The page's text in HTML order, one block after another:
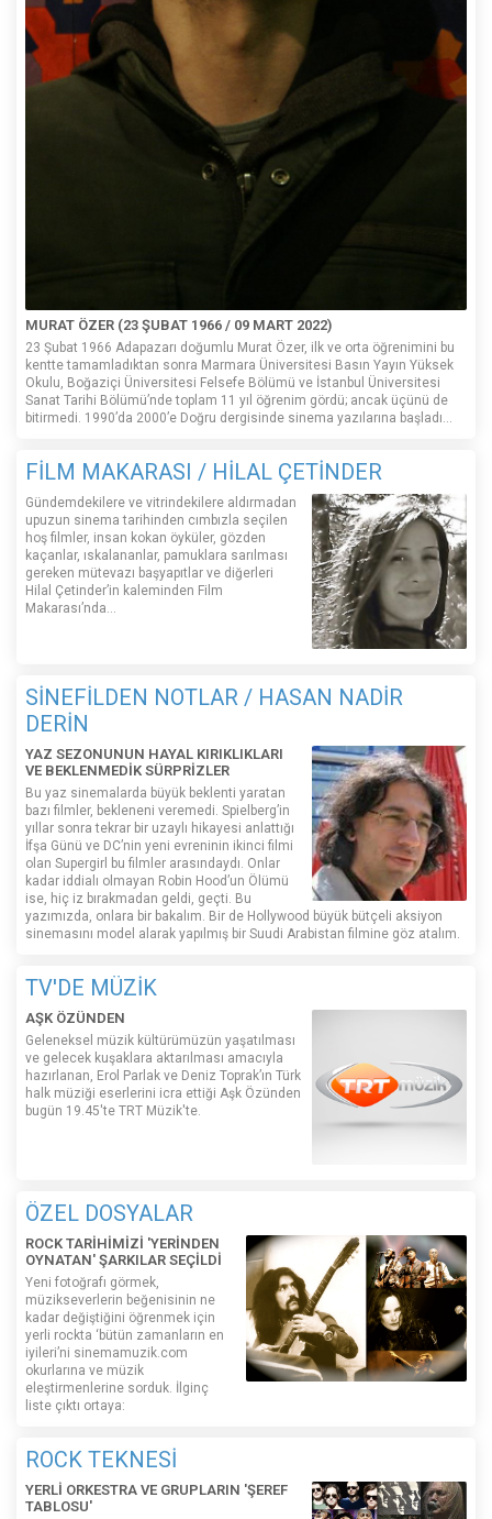
MURAT ÖZER (23 ŞUBAT 1966 / 09 MART 2022)
23 Şubat 1966 Adapazarı doğumlu Murat Özer, ilk ve orta öğrenimini bu
kentte tamamladıktan sonra Marmara Üniversitesi Basın Yayın Yüksek
Okulu, Boğaziçi Üniversitesi Felsefe Bölümü ve İstanbul Üniversitesi
Sanat Tarihi Bölümü’nde toplam 11 yıl öğrenim gördü; ancak üçünü de
bitirmedi. 1990’da 2000’e Doğru dergisinde sinema yazılarına başladı...
FİLM MAKARASI / HİLAL ÇETİNDER
Gündemdekilere ve vitrindekilere aldırmadan
upuzun sinema tarihinden cımbızla seçilen
hoş filmler, insan kokan öyküler, gözden
kaçanlar, ıskalananlar, pamuklara sarılması
gereken mütevazı başyapıtlar ve diğerleri
Hilal Çetinder’in kaleminden Film
Makarası’nda…
SİNEFİLDEN NOTLAR / HASAN NADİR
DERİN
YAZ SEZONUNUN HAYAL KIRIKLIKLARI
VE BEKLENMEDİK SÜRPRİZLER
Bu yaz sinemalarda büyük beklenti yaratan
bazı filmler, bekleneni veremedi. Spielberg’in
yıllar sonra tekrar bir uzaylı hikayesi anlattığı
İfşa Günü ve DC’nin yeni evreninin ikinci filmi
olan Supergirl bu filmler arasındaydı. Onlar
kadar iddialı olmayan Robin Hood’un Ölümü
ise, hiç iz bırakmadan geldi, geçti. Bu
yazımızda, onlara bir bakalım. Bir de Hollywood büyük bütçeli aksiyon
sinemasını model alarak yapılmış bir Suudi Arabistan filmine göz atalım.
TV'DE MÜZİK
AŞK ÖZÜNDEN
Geleneksel müzik kültürümüzün yaşatılması
ve gelecek kuşaklara aktarılması amacıyla
hazırlanan, Erol Parlak ve Deniz Toprak’ın Türk
halk müziği eserlerini icra ettiği Aşk Özünden
bugün 19.45'te TRT Müzik'te.
ÖZEL DOSYALAR
ROCK TARİHİMİZİ 'YERİNDEN
OYNATAN' ŞARKILAR SEÇİLDİ
Yeni fotoğrafı görmek,
müzikseverlerin beğenisinin ne
kadar değiştiğini öğrenmek için
yerli rockta ‘bütün zamanların en
iyileri’ni sinemamuzik.com
okurlarına ve müzik
eleştirmenlerine sorduk. İlginç
liste çıktı ortaya:
ROCK TEKNESİ
YERLİ ORKESTRA VE GRUPLARIN 'ŞEREF
TABLOSU'